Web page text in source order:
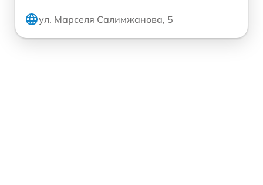
ул. Марселя Салимжанова, 5